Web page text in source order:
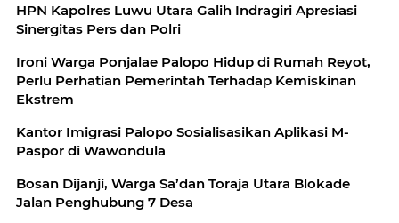
HPN Kapolres Luwu Utara Galih Indragiri Apresiasi
Sinergitas Pers dan Polri
Ironi Warga Ponjalae Palopo Hidup di Rumah Reyot,
Perlu Perhatian Pemerintah Terhadap Kemiskinan
Ekstrem
Kantor Imigrasi Palopo Sosialisasikan Aplikasi M-
Paspor di Wawondula
Bosan Dijanji, Warga Sa’dan Toraja Utara Blokade
Jalan Penghubung 7 Desa